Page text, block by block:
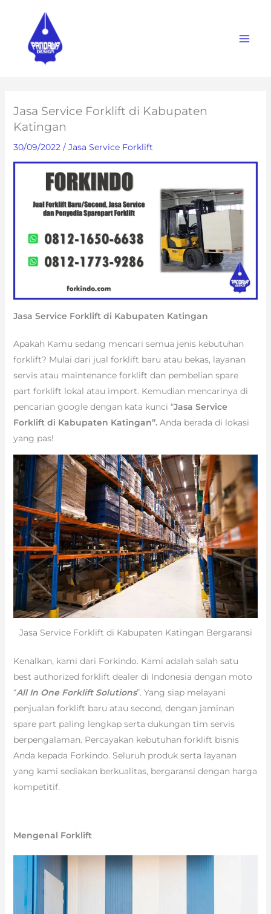
content
Jasa Service Forklift di Kabupaten
Katingan
30/09/2022 / Jasa Service Forklift
Jasa Service Forklift di Kabupaten Katingan
Apakah Kamu sedang mencari semua jenis kebutuhan
forklift? Mulai dari jual forklift baru atau bekas, layanan
servis atau maintenance forklift dan pembelian spare
part forklift lokal atau import. Kemudian mencarinya di
pencarian google dengan kata kunci “Jasa Service
Forklift di Kabupaten Katingan”. Anda berada di lokasi
yang pas!
Jasa Service Forklift di Kabupaten Katingan Bergaransi
Kenalkan, kami dari Forkindo. Kami adalah salah satu
best authorized forklift dealer di Indonesia dengan moto
“All In One Forklift Solutions”. Yang siap melayani
penjualan forklift baru atau second, dengan jaminan
spare part paling lengkap serta dukungan tim servis
berpengalaman. Percayakan kebutuhan forklift bisnis
Anda kepada Forkindo. Seluruh produk serta layanan
yang kami sediakan berkualitas, bergaransi dengan harga
kompetitif.
Mengenal Forklift